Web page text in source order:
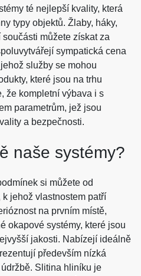
té nejlepší kvality, která
typy objektů. Žlaby, háky,
můžete získat za
sympatická cena
služby se mohou
které jsou na trhu
že kompletní výbava i s
parametrům, jež jsou
a bezpečnosti.
naše systémy?
si můžete od
jehož vlastnostem patří
na prvním místě,
okapové systémy, které jsou
jakosti. Nabízejí ideálně
především nízká
Slitina hliníku je